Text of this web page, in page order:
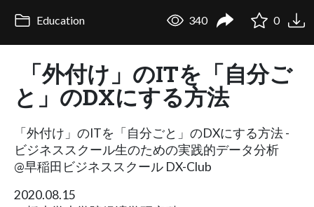
Education 340 0
「外付け」のITを「自分ご
と」のDXにする方法
「外付け」のITを「自分ごと」のDXにする方法 -
ビジネススクール生のための実践的データ分析
@早稲田ビジネススクール DX-Club
2020.08.15